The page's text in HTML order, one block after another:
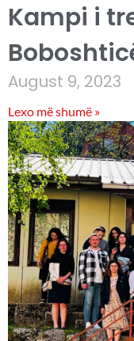
Kampi i
August 9, 2023
Lexo më shumë »